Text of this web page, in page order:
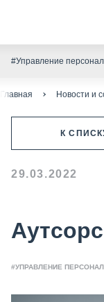
#Управление
Главная Новости и
К
29.03.2022
#УПРАВЛЕНИЕ